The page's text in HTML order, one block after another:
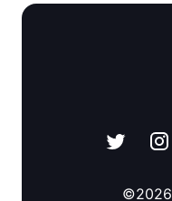
©2026